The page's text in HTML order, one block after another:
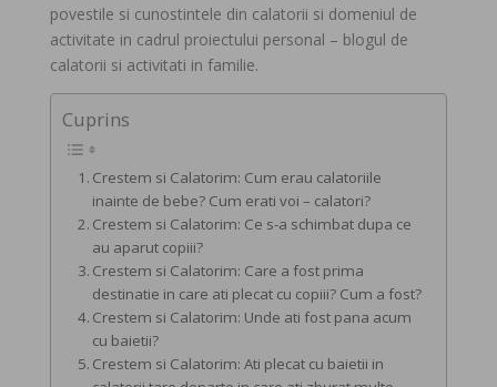
povestile si cunostintele din calatorii si domeniul de
activitate in cadrul proiectului personal – blogul de
calatorii si activitati in familie.
Cuprins
Crestem si Calatorim: Cum erau calatoriile
inainte de bebe? Cum erati voi – calatori?
Crestem si Calatorim: Ce s-a schimbat dupa ce
au aparut copiii?
Crestem si Calatorim: Care a fost prima
destinatie in care ati plecat cu copiii? Cum a fost?
Crestem si Calatorim: Unde ati fost pana acum
cu baietii?
Crestem si Calatorim: Ati plecat cu baietii in